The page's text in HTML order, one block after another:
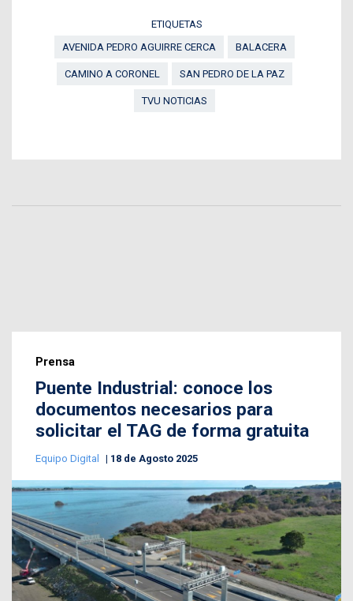
ETIQUETAS
AVENIDA PEDRO AGUIRRE CERCA
BALACERA
CAMINO A CORONEL SAN PEDRO DE LA PAZ
TVU NOTICIAS
Prensa
Puente Industrial: conoce los
documentos necesarios para
solicitar el TAG de forma gratuita
Equipo Digital 18 de Agosto 2025